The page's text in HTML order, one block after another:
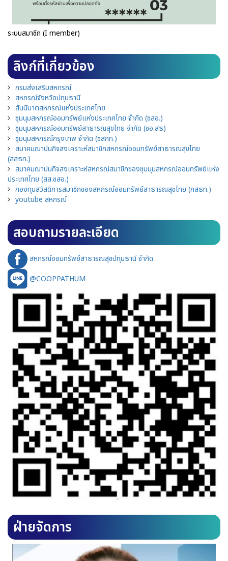
ระบบสมาชิก (I member)
ลิงก์ที่เกี่ยวข้อง
กรมส่งเสริมสหกรณ์
สหกรณ์จังหวัดปทุมธานี
สันนิบาตสหกรณ์แห่งประเทศไทย
ชุมนุมสหกรณ์ออมทรัพย์แห่งประเทศไทย จำกัด (ชสอ.)
ชุมนุมสหกรณ์ออมทรัพย์สาธารณสุขไทย จำกัด (ชอ.สธ)
ชุมนุมสหกรณ์กรุงเทพ จำกัด (ชสกท.)
สมาคมฌาปนกิจสงเคราะห์สมาชิกสหกรณ์ออมทรัพย์สาธารณสุขไทย
(สสธท.)
สมาคมฌาปนกิจสงเคราะห์สหกรณ์สมาชิกของชุมนุมสหกรณ์ออมทรัพย์แห่ง
ประเทศไทย (สส.ชสอ.)
กองทุนสวัสดิการสมาชิกของสหกรณ์ออมทรัพย์สาธารณสุขไทย (กสธท.)
youtube สหกรณ์
สอบถามรายละเอียด
สหกรณ์ออมทรัพย์สาธารณสุขปทุมธานี จำกัด
@COOPPATHUM
ฝ่ายจัดการ